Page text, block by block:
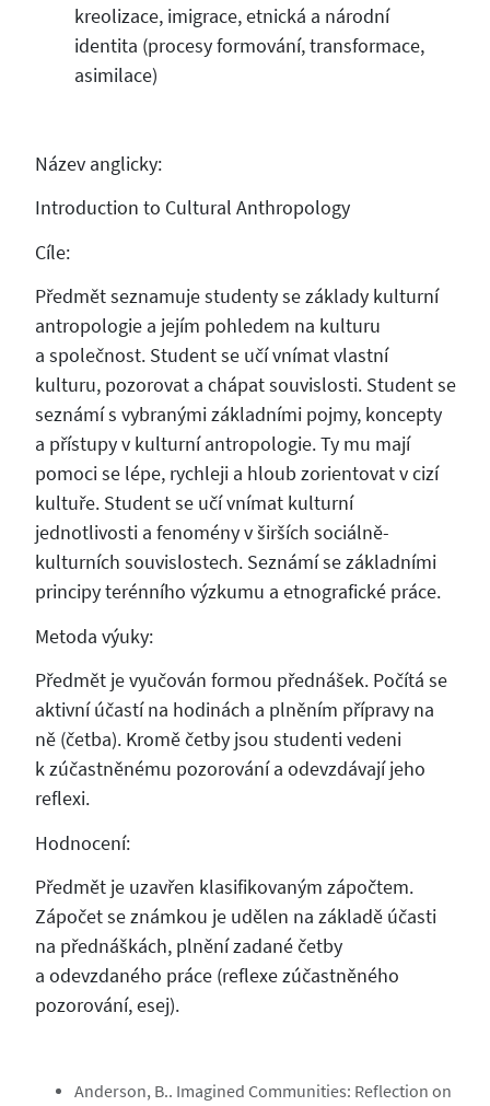
kreolizace, imigrace, etnická a národní
identita (procesy formování, transformace,
asimilace)
Název anglicky:
Introduction to Cultural Anthropology
Cíle:
Předmět seznamuje studenty se základy kulturní
antropologie a jejím pohledem na kulturu
a společnost. Student se učí vnímat vlastní
kulturu, pozorovat a chápat souvislosti. Student se
seznámí s vybranými základními pojmy, koncepty
a přístupy v kulturní antropologie. Ty mu mají
pomoci se lépe, rychleji a hloub zorientovat v cizí
kultuře. Student se učí vnímat kulturní
jednotlivosti a fenomény v širších sociálně-
kulturních souvislostech. Seznámí se základními
principy terénního výzkumu a etnografické práce.
Metoda výuky:
Předmět je vyučován formou přednášek. Počítá se
aktivní účastí na hodinách a plněním přípravy na
ně (četba). Kromě četby jsou studenti vedeni
k zúčastněnému pozorování a odevzdávají jeho
reflexi.
Hodnocení:
Předmět je uzavřen klasifikovaným zápočtem.
Zápočet se známkou je udělen na základě účasti
na přednáškách, plnění zadané četby
a odevzdaného práce (reflexe zúčastněného
pozorování, esej).
Anderson, B.. Imagined Communities: Reflection on